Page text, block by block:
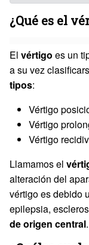
¿Qué es el
El vértigo es un
a su vez
tipos:
Vértigo
Vértigo
Vértigo
Llamamos el
alteración del
vértigo es debido
epilepsia,
de origen central.